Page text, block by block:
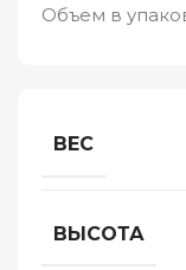
Объем в
ВЕС
ВЫСОТА